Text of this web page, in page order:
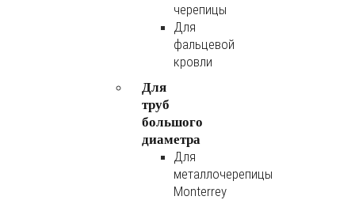
черепицы
Для
фальцевой
кровли
Для
труб
большого
диаметра
Для
металлочерепицы
Monterrey